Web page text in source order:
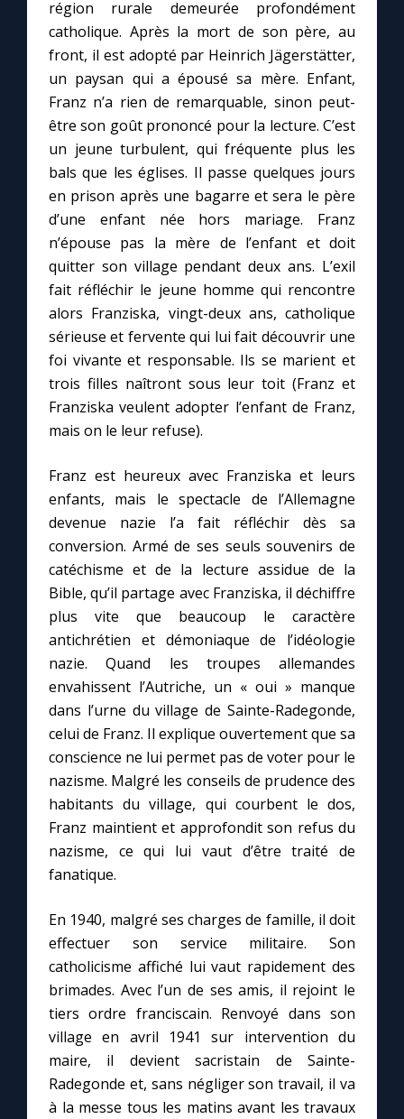
région rurale demeurée profondément
catholique. Après la mort de son père, au
front, il est adopté par Heinrich Jägerstätter,
un paysan qui a épousé sa mère. Enfant,
Franz n’a rien de remarquable, sinon peut-
être son goût prononcé pour la lecture. C’est
un jeune turbulent, qui fréquente plus les
bals que les églises. Il passe quelques jours
en prison après une bagarre et sera le père
d’une enfant née hors mariage. Franz
n’épouse pas la mère de l’enfant et doit
quitter son village pendant deux ans. L’exil
fait réfléchir le jeune homme qui rencontre
alors Franziska, vingt-deux ans, catholique
sérieuse et fervente qui lui fait découvrir une
foi vivante et responsable. Ils se marient et
trois filles naîtront sous leur toit (Franz et
Franziska veulent adopter l’enfant de Franz,
mais on le leur refuse).
Franz est heureux avec Franziska et leurs
enfants, mais le spectacle de l’Allemagne
devenue nazie l’a fait réfléchir dès sa
conversion. Armé de ses seuls souvenirs de
catéchisme et de la lecture assidue de la
Bible, qu’il partage avec Franziska, il déchiffre
plus vite que beaucoup le caractère
antichrétien et démoniaque de l’idéologie
nazie. Quand les troupes allemandes
envahissent l’Autriche, un « oui » manque
dans l’urne du village de Sainte-Radegonde,
celui de Franz. Il explique ouvertement que sa
conscience ne lui permet pas de voter pour le
nazisme. Malgré les conseils de prudence des
habitants du village, qui courbent le dos,
Franz maintient et approfondit son refus du
nazisme, ce qui lui vaut d’être traité de
fanatique.
En 1940, malgré ses charges de famille, il doit
effectuer son service militaire. Son
catholicisme affiché lui vaut rapidement des
brimades. Avec l’un de ses amis, il rejoint le
tiers ordre franciscain. Renvoyé dans son
village en avril 1941 sur intervention du
maire, il devient sacristain de Sainte-
Radegonde et, sans négliger son travail, il va
à la messe tous les matins avant les travaux